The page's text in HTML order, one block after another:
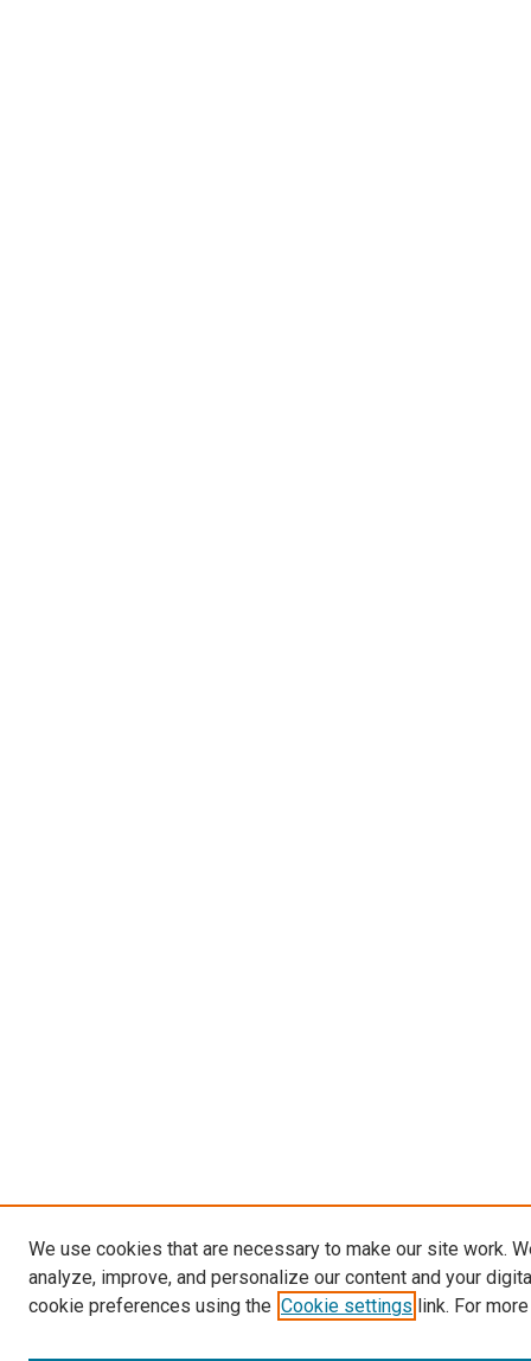
We use cookies that are necessary to make our site work.
analyze, improve, and personalize our content and your
cookie preferences using the Cookie settings link. For